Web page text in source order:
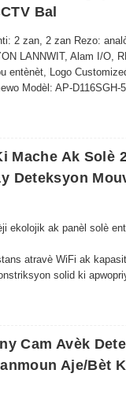
Bal
2 zan, 2 zan Rezo:
LANNWIT, Alam I/O,
entènèt, Logo
Modèl: AP-
Mache Ak Solè
Deteksyon
ekolojik ak panèl solè
atravè WiFi ak
solid ki
asire imaj klè menm nan
ak sipò montaj senp
an dirèk ak videyo
Cam Avèk
Aje/Bèt